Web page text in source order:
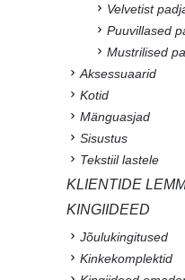
Velvetist
Puuvillased
Mustrilised
Aksessuaarid
Kotid
Mänguasjad
Sisustus
Tekstiil lastele
KLIENTIDE
KINGIIDEED
Jõulukingitused
Kinkekomplektid